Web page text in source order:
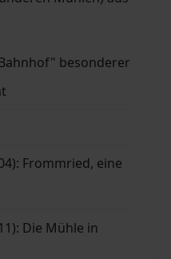
besonderer
Frommried, eine
Die Mühle in